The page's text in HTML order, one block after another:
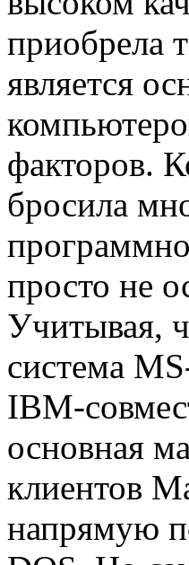
приобрела
является
факторов.
бросила
просто не
Учитывая,
система
IBM-
основная
клиентов
напрямую